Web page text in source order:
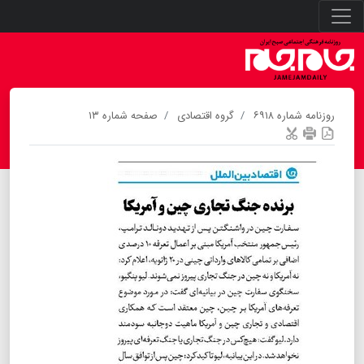
روزنامه شماره ۶۹۱۸ گروه اقتصادی صفحه شماره ۱۳